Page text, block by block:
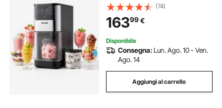
Ice Cream Yogurt a Casa Funzione
di Miscelazione, 7 Modalità, 287 x
168 x 385 mm, Gelatiera per Dolci
(74)
16399€
Disponibile
Consegna: Lun. Ago. 10 - Ven.
Ago. 14
Aggiungi al carrello